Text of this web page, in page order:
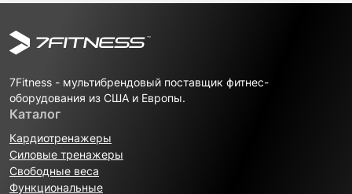
7Fitness - мультибрендовый поставщик фитнес-
оборудования из США и Европы.
Каталог
Кардиотренажеры
Силовые тренажеры
Свободные веса
Функциональные